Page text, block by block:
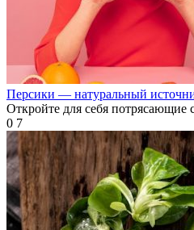
Персики — натуральный
Откройте для себя потрясающие
0 7